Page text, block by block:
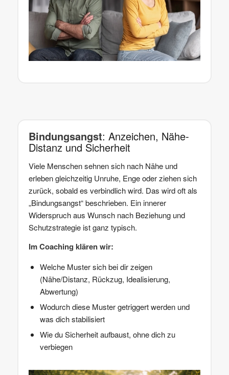
Bindungsangst: Anzeichen, Nähe-
Distanz und Sicherheit
Viele Menschen sehnen sich nach Nähe und
erleben gleichzeitig Unruhe, Enge oder ziehen sich
zurück, sobald es verbindlich wird. Das wird oft als
„Bindungsangst“ beschrieben. Ein innerer
Widerspruch aus Wunsch nach Beziehung und
Schutzstrategie ist ganz typisch.
Im Coaching klären wir:
Welche Muster sich bei dir zeigen
(Nähe/Distanz, Rückzug, Idealisierung,
Abwertung)
Wodurch diese Muster getriggert werden und
was dich stabilisiert
Wie du Sicherheit aufbaust, ohne dich zu
verbiegen